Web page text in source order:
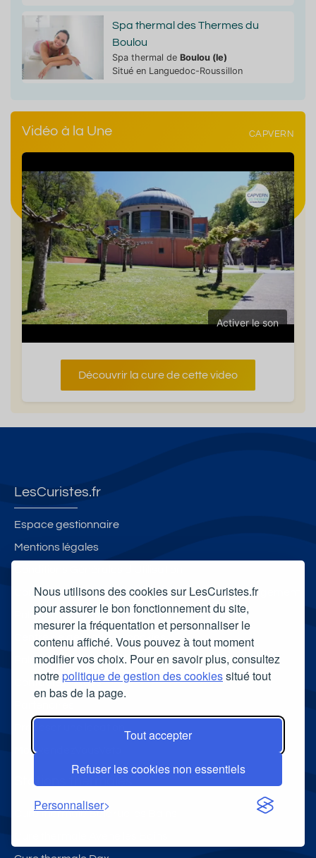
Nous utilisons des cookies sur LesCuristes.fr
pour assurer le bon fonctionnement du site,
mesurer la fréquentation et personnaliser le
contenu affiché. Vous pouvez à tout moment
modifier vos choix. Pour en savoir plus, consultez
notrepolitique de gestion des cookiessitué tout
en bas de la page.
Tout accepter
Refuser les cookies non essentiels
Personnaliser
Spa thermal des Thermes du
Boulou
Spa thermal de Boulou (le)
Situé en Languedoc-Roussillon
Vidéo à la Une CAPVERN
Activer le son
Découvrir la cure de cette video
LesCuristes.fr
Espace gestionnaire
Mentions légales
Conditions Générales de vente de la partie hébergement
Politique de confidentialité
Centre de gestion des cookies
Politique de gestion des cookies
Contactez - Nous
MonRendezVousVeto
Stations thermales
Cure thermale Balaruc les Bains